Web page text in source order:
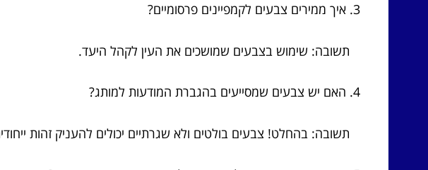
3. איך ממירים צבעים לקמפיינים פרסומיים?
תשובה: שימוש בצבעים שמושכים את העין לקהל היעד.
4. האם יש צבעים שמסייעים בהגברת המודעות למותג?
תשובה: בהחלט! צבעים בולטים ולא שגרתיים יכולים להעניק זהות